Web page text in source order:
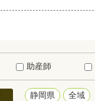
助産師
静岡県 全域